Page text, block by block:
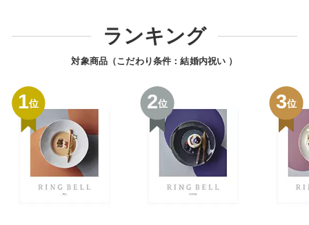
ランキング
対象商品（こだわり条件：結婚内祝い ）
1位 2位 3位